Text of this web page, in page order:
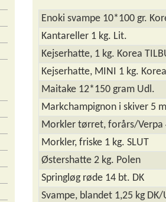
Enoki svampe 10*100 gr.
Kantareller 1 kg. Lit.
Kejserhatte, 1 kg. Korea
Kejserhatte, MINI 1 kg. Korea
Maitake 12*150 gram Udl.
Markchampignon i skiver 5
Morkler tørret, forårs/Verpa
Morkler, friske 1 kg. SLUT
Østershatte 2 kg. Polen
Springløg røde 14 bt. DK
Svampe, blandet 1,25 kg DK/